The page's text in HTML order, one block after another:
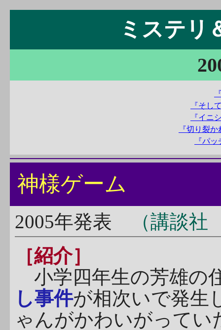
ミステリ
『そし
『イニ
『切り裂
『パ
神様ゲーム
2005年発表
（講談
［紹介］
小学四年生の芳雄の
し事件が相次いで発生
ゃんがかわいがってい